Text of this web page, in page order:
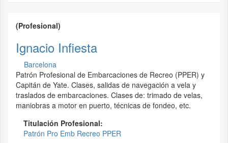
(Profesional)
Ignacio Infiesta
Barcelona
Patrón Profesional de Embarcaciones de Recreo (PPER) y
Capitán de Yate. Clases, salidas de navegación a vela y
traslados de embarcaciones. Clases de: trimado de velas,
maniobras a motor en puerto, técnicas de fondeo, etc.
Titulación Profesional:
Patrón Pro Emb Recreo PPER